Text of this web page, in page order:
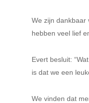
We zijn dankbaar
hebben veel lief
Evert besluit:
is dat we een
We vinden dat